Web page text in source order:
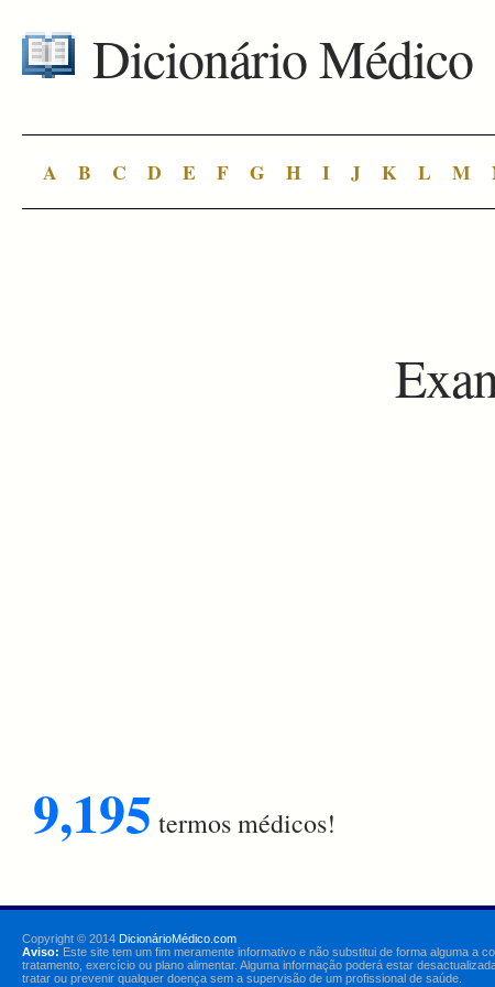
Dicionário Médico
A B C D E F G H I J K L M
9,195 termos médicos!
Copyright © 2014 DicionárioMédico.com
Aviso: Este site tem um fim meramente informativo e não substitui de forma alguma a
tratamento, exercício ou plano alimentar. Alguma informação poderá estar
tratar ou prevenir qualquer doença sem a supervisão de um profissional de saúde.